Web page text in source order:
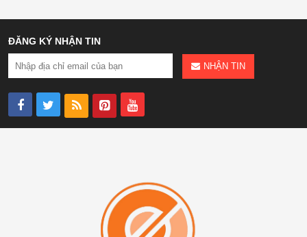
ĐĂNG KÝ NHẬN TIN
NHẬN TIN